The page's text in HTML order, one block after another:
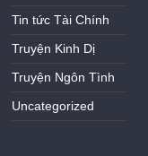
Tin tức Tài Chính
Truyện Kinh Dị
Truyện Ngôn Tình
Uncategorized